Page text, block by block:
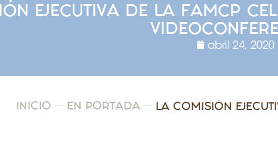
EJECUTIVA DE LA FAMCP
abril 24, 2020
INICIO EN PORTADA